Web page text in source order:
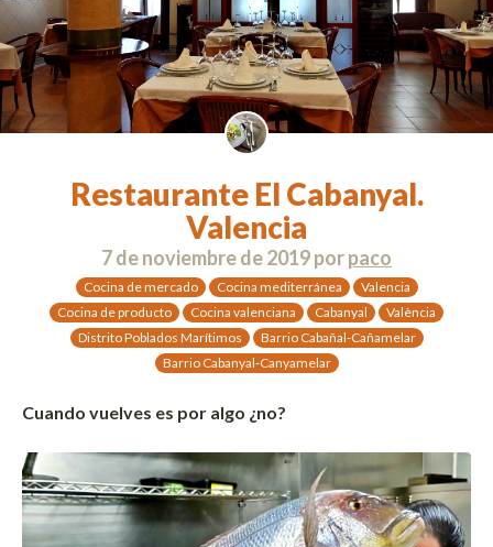
Restaurante El Cabanyal.
Valencia
7 de noviembre de 2019porpaco
Cocina de mercado Cocina mediterránea
Valencia
Cocina de producto
Cocina valenciana Cabanyal
València
Distrito Poblados Marítimos
Barrio Cabañal-Cañamelar
Barrio Cabanyal-Canyamelar
Cuando vuelves es por algo ¿no?